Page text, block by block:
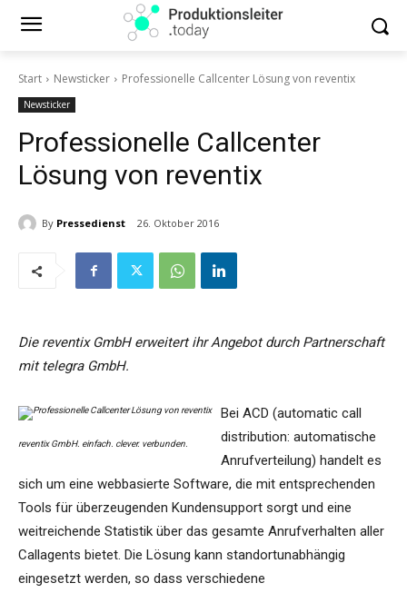
Start Newsticker Professionelle Callcenter Lösung von reventix
Newsticker
Professionelle Callcenter
Lösung von reventix
By Pressedienst 26. Oktober 2016
Die reventix GmbH erweitert ihr Angebot durch Partnerschaft
mit telegra GmbH.
reventix GmbH. einfach. clever. verbunden.
Bei ACD (automatic call
distribution: automatische
Anrufverteilung) handelt es
sich um eine webbasierte Software, die mit entsprechenden
Tools für überzeugenden Kundensupport sorgt und eine
weitreichende Statistik über das gesamte Anrufverhalten aller
Callagents bietet. Die Lösung kann standortunabhängig
eingesetzt werden, so dass verschiedene